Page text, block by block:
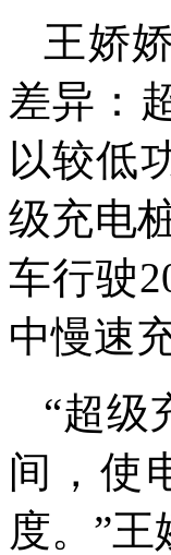
王娇
差异：
以较低
级充电
车行驶
中慢速
“超级
间，使
度。”王